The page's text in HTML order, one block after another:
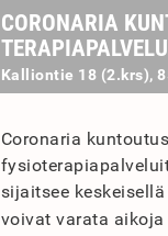
CORONARIA
Kalliontie 18 (2.krs),
Coronaria
sijaitsee
voivat varata